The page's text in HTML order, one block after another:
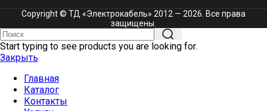
Copyright © ТД «Электрокабель»​ 2012 — 2026. Все права
защищены.
Start typing to see products you are looking for.
Закрыть
Главная
Каталог
Контакты